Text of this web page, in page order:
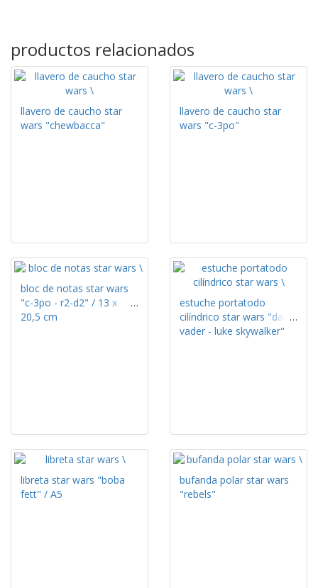
productos relacionados
llavero de caucho star
wars "chewbacca"
llavero de caucho star
wars "c-3po"
bloc de notas star wars
"c-3po - r2-d2" / 13 x
20,5 cm
estuche portatodo
cilíndrico star wars "darth
vader - luke skywalker"
libreta star wars "boba
fett" / A5
bufanda polar star wars
"rebels"